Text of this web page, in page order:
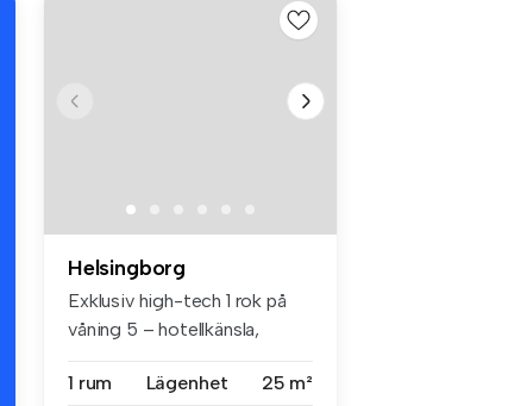
Helsingborg
Exklusiv high-tech 1 rok på
våning 5 – hotellkänsla,
1 rum
Lägenhet 25 m²